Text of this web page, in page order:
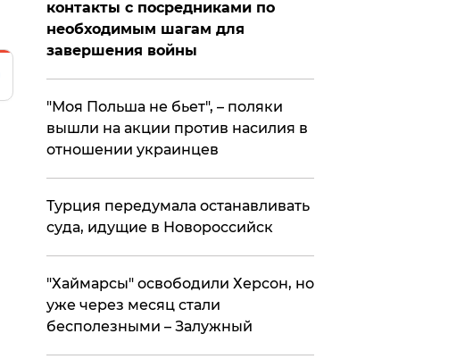
контакты с посредниками по
необходимым шагам для
завершения войны
"Моя Польша не бьет", – поляки
вышли на акции против насилия в
отношении украинцев
Турция передумала останавливать
суда, идущие в Новороссийск
"Хаймарсы" освободили Херсон, но
уже через месяц стали
бесполезными – Залужный